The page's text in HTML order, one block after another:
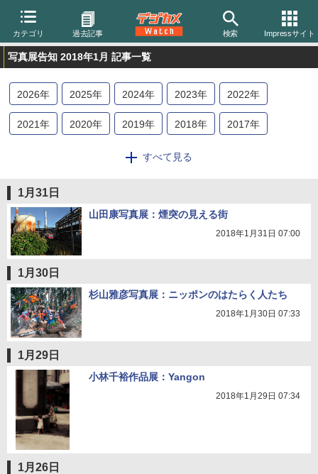
カテゴリ 過去記事 検索 Impressサイト
写真展告知 2018年1月 記事一覧
2026年 2025年 2024年 2023年 2022年
2021年 2020年 2019年 2018年 2017年
2014年 2013
すべて見る
1月31日
山田康写真展：煙突の見える街
2018年1月31日 07:00
1月30日
杉山雅彦写真展：ニッポンのはたらく人たち
2018年1月30日 07:33
1月29日
小林千裕作品展：Yangon
2018年1月29日 07:34
1月26日